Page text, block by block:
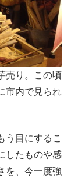
売り。この頃
市内で見られ
う目にするこ
したものや感
を、今一度強